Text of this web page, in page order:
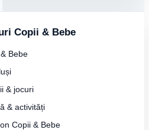
Copii & Bebe
Bebe
& jocuri
& activități
Copii & Bebe